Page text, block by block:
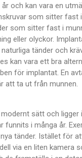
och kan vara en
som sitter fast
som sitter fast i
eller olyckor.
tänder och
kan vara ett bra
för implantat. En
att ta ut från munnen.
sätt och
funnits i många år.
tänder. Istället för
via en liten kamera